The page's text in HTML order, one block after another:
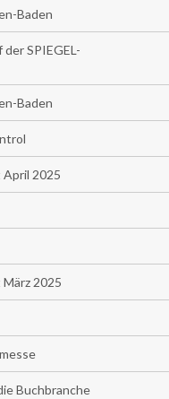
Baden
SPIEGEL-
Baden
2025
2025
Buchbranche